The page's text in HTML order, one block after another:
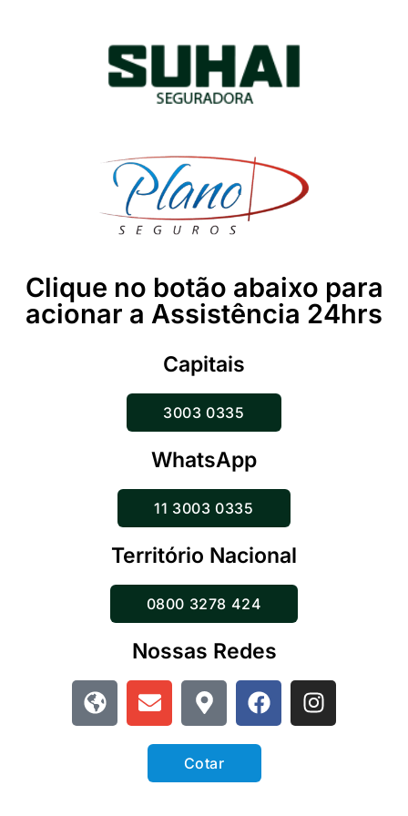
Clique no botão abaixo para
acionar a Assistência 24hrs
Capitais
3003 0335
WhatsApp
11 3003 0335
Território Nacional
0800 3278 424
Nossas Redes
Cotar